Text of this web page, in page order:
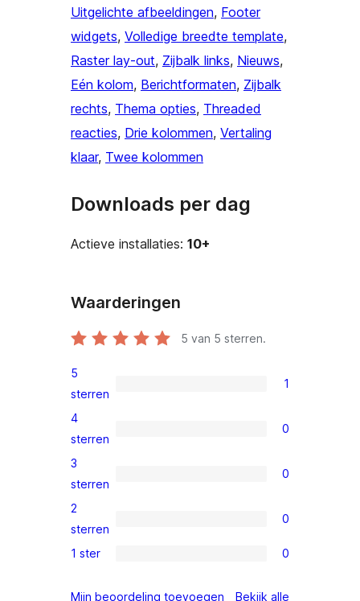
Uitgelichte afbeeldingen, Footer
widgets, Volledige breedte template
Raster lay-out, Zijbalk links, Nieuws
Eén kolom, Berichtformaten, Zijbalk
rechts, Thema opties, Threaded
reacties, Drie kolommen, Vertaling
klaar, Twee kolommen
Downloads per dag
Actieve installaties: 10+
Waarderingen
5 van 5 sterren.
1
5
ster
5
sterren
1
0
4
sterren
4
sterren
0
0
3
sterren
3
sterren
0
0
2
beoordelingen
2
sterren
0
0
1 ster 0
Mijn beoordeling toevoegen Bekijk alle